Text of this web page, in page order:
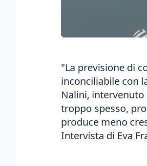
"La previsione di
inconciliabile con
Nalini,
troppo spesso,
produce meno
Intervista di Eva